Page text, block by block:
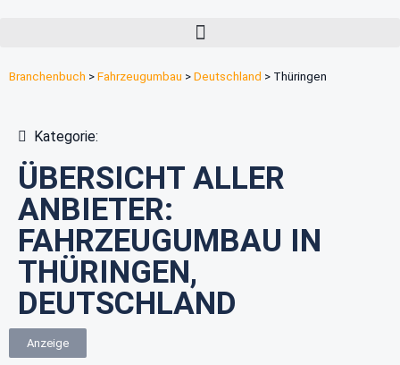
Branchenbuch >Fahrzeugumbau >Deutschland > Thüringen
Kategorie:
ÜBERSICHT ALLER
ANBIETER:
FAHRZEUGUMBAU IN
THÜRINGEN,
DEUTSCHLAND
Anzeige